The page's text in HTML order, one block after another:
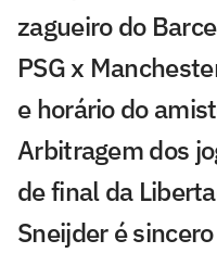
zagueiro do
PSG x
e horário do
Arbitragem dos
de final da
Sneijder é